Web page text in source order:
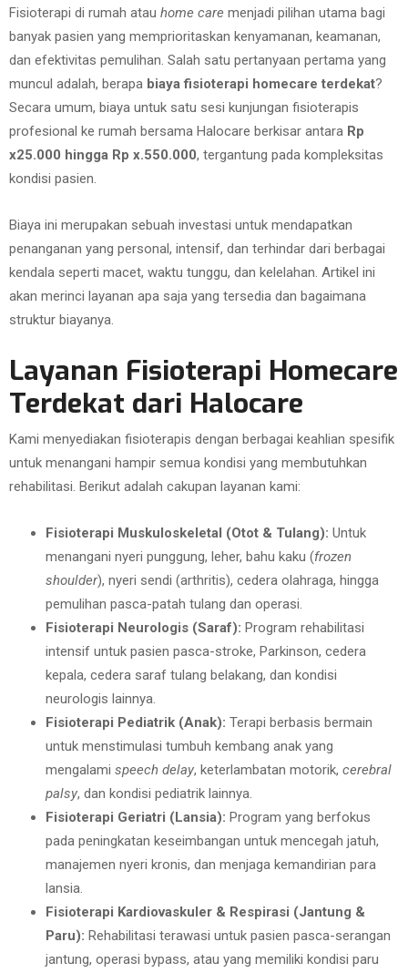
Fisioterapi di rumah atau home care menjadi pilihan utama bagi
banyak pasien yang memprioritaskan kenyamanan, keamanan,
dan efektivitas pemulihan. Salah satu pertanyaan pertama yang
muncul adalah, berapa biaya fisioterapi homecare terdekat?
Secara umum, biaya untuk satu sesi kunjungan fisioterapis
profesional ke rumah bersama Halocare berkisar antara Rp
x25.000 hingga Rp x.550.000, tergantung pada kompleksitas
kondisi pasien.
Biaya ini merupakan sebuah investasi untuk mendapatkan
penanganan yang personal, intensif, dan terhindar dari berbagai
kendala seperti macet, waktu tunggu, dan kelelahan. Artikel ini
akan merinci layanan apa saja yang tersedia dan bagaimana
struktur biayanya.
Layanan Fisioterapi Homecare
Terdekat dari Halocare
Kami menyediakan fisioterapis dengan berbagai keahlian spesifik
untuk menangani hampir semua kondisi yang membutuhkan
rehabilitasi. Berikut adalah cakupan layanan kami:
Fisioterapi Muskuloskeletal (Otot & Tulang): Untuk
menangani nyeri punggung, leher, bahu kaku (frozen
shoulder), nyeri sendi (arthritis), cedera olahraga, hingga
pemulihan pasca-patah tulang dan operasi.
Fisioterapi Neurologis (Saraf): Program rehabilitasi
intensif untuk pasien pasca-stroke, Parkinson, cedera
kepala, cedera saraf tulang belakang, dan kondisi
neurologis lainnya.
Fisioterapi Pediatrik (Anak): Terapi berbasis bermain
untuk menstimulasi tumbuh kembang anak yang
mengalami speech delay, keterlambatan motorik, cerebral
palsy, dan kondisi pediatrik lainnya.
Fisioterapi Geriatri (Lansia): Program yang berfokus
pada peningkatan keseimbangan untuk mencegah jatuh,
manajemen nyeri kronis, dan menjaga kemandirian para
lansia.
Fisioterapi Kardiovaskuler & Respirasi (Jantung &
Paru): Rehabilitasi terawasi untuk pasien pasca-serangan
jantung, operasi bypass, atau yang memiliki kondisi paru